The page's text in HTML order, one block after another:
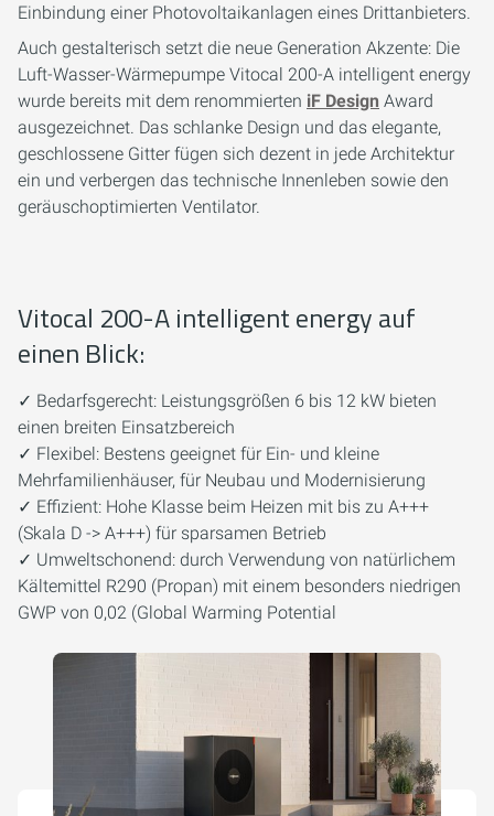
Einbindung einer Photovoltaikanlagen eines Drittanbieters.
Auch gestalterisch setzt die neue Generation Akzente: Die
Luft-Wasser-Wärmepumpe Vitocal 200-A intelligent energy
wurde bereits mit dem renommierten iF Design Award
ausgezeichnet. Das schlanke Design und das elegante,
geschlossene Gitter fügen sich dezent in jede Architektur
ein und verbergen das technische Innenleben sowie den
geräuschoptimierten Ventilator.
Vitocal 200-A intelligent energy auf
einen Blick:
✓ Bedarfsgerecht: Leistungsgrößen 6 bis 12 kW bieten
einen breiten Einsatzbereich
✓ Flexibel: Bestens geeignet für Ein- und kleine
Mehrfamilienhäuser, für Neubau und Modernisierung
✓ Effizient: Hohe Klasse beim Heizen mit bis zu A+++
(Skala D -> A+++) für sparsamen Betrieb
✓ Umweltschonend: durch Verwendung von natürlichem
Kältemittel R290 (Propan) mit einem besonders niedrigen
GWP von 0,02 (Global Warming Potential